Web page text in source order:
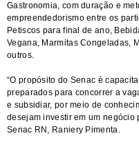
Gastronomia, com duração e
empreendedorismo entre os
Petiscos para final de ano,
Vegana, Marmitas Congeladas,
outros.
“O propósito do Senac é
preparados para concorrer a
e subsidiar, por meio de
desejam investir em um
Senac RN, Raniery Pimenta.